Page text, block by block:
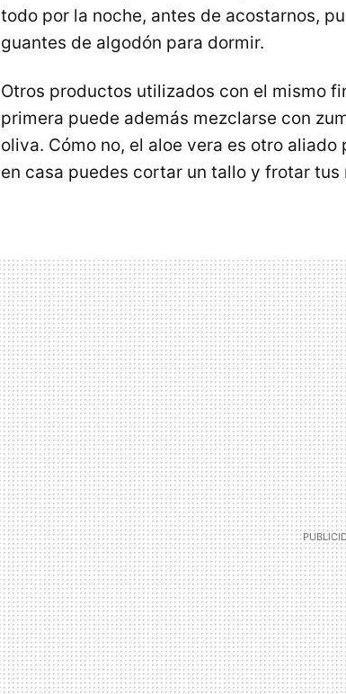
todo por la noche, antes de acostarnos,
guantes de algodón para dormir.
Otros productos utilizados con el mismo
primera puede además mezclarse con
oliva. Cómo no, el aloe vera es otro
en casa puedes cortar un tallo y frotar